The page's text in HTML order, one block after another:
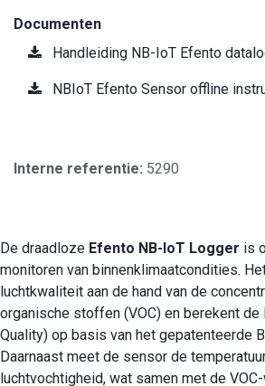
Documenten
Handleiding NB-IoT Efento
NBIoT Efento Sensor offline
Interne referentie: 5290
De draadloze Efento NB-IoT Logger is
monitoren van binnenklimaatcondities.
luchtkwaliteit aan de hand van de
organische stoffen (VOC) en berekent de
Quality) op basis van het gepatenteerde
Daarnaast meet de sensor de
luchtvochtigheid, wat samen met de